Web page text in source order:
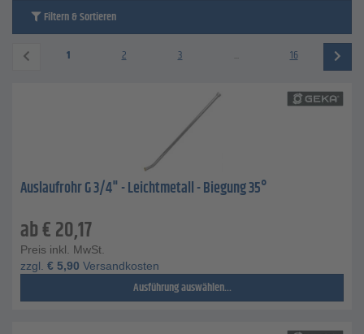
Filtern & Sortieren
1 2 3 16
Auslaufrohr G 3/4" - Leichtmetall - Biegung 35°
ab€20,17
Preis inkl. MwSt.
zzgl. € 5,90 Versandkosten
Ausführung auswählen...